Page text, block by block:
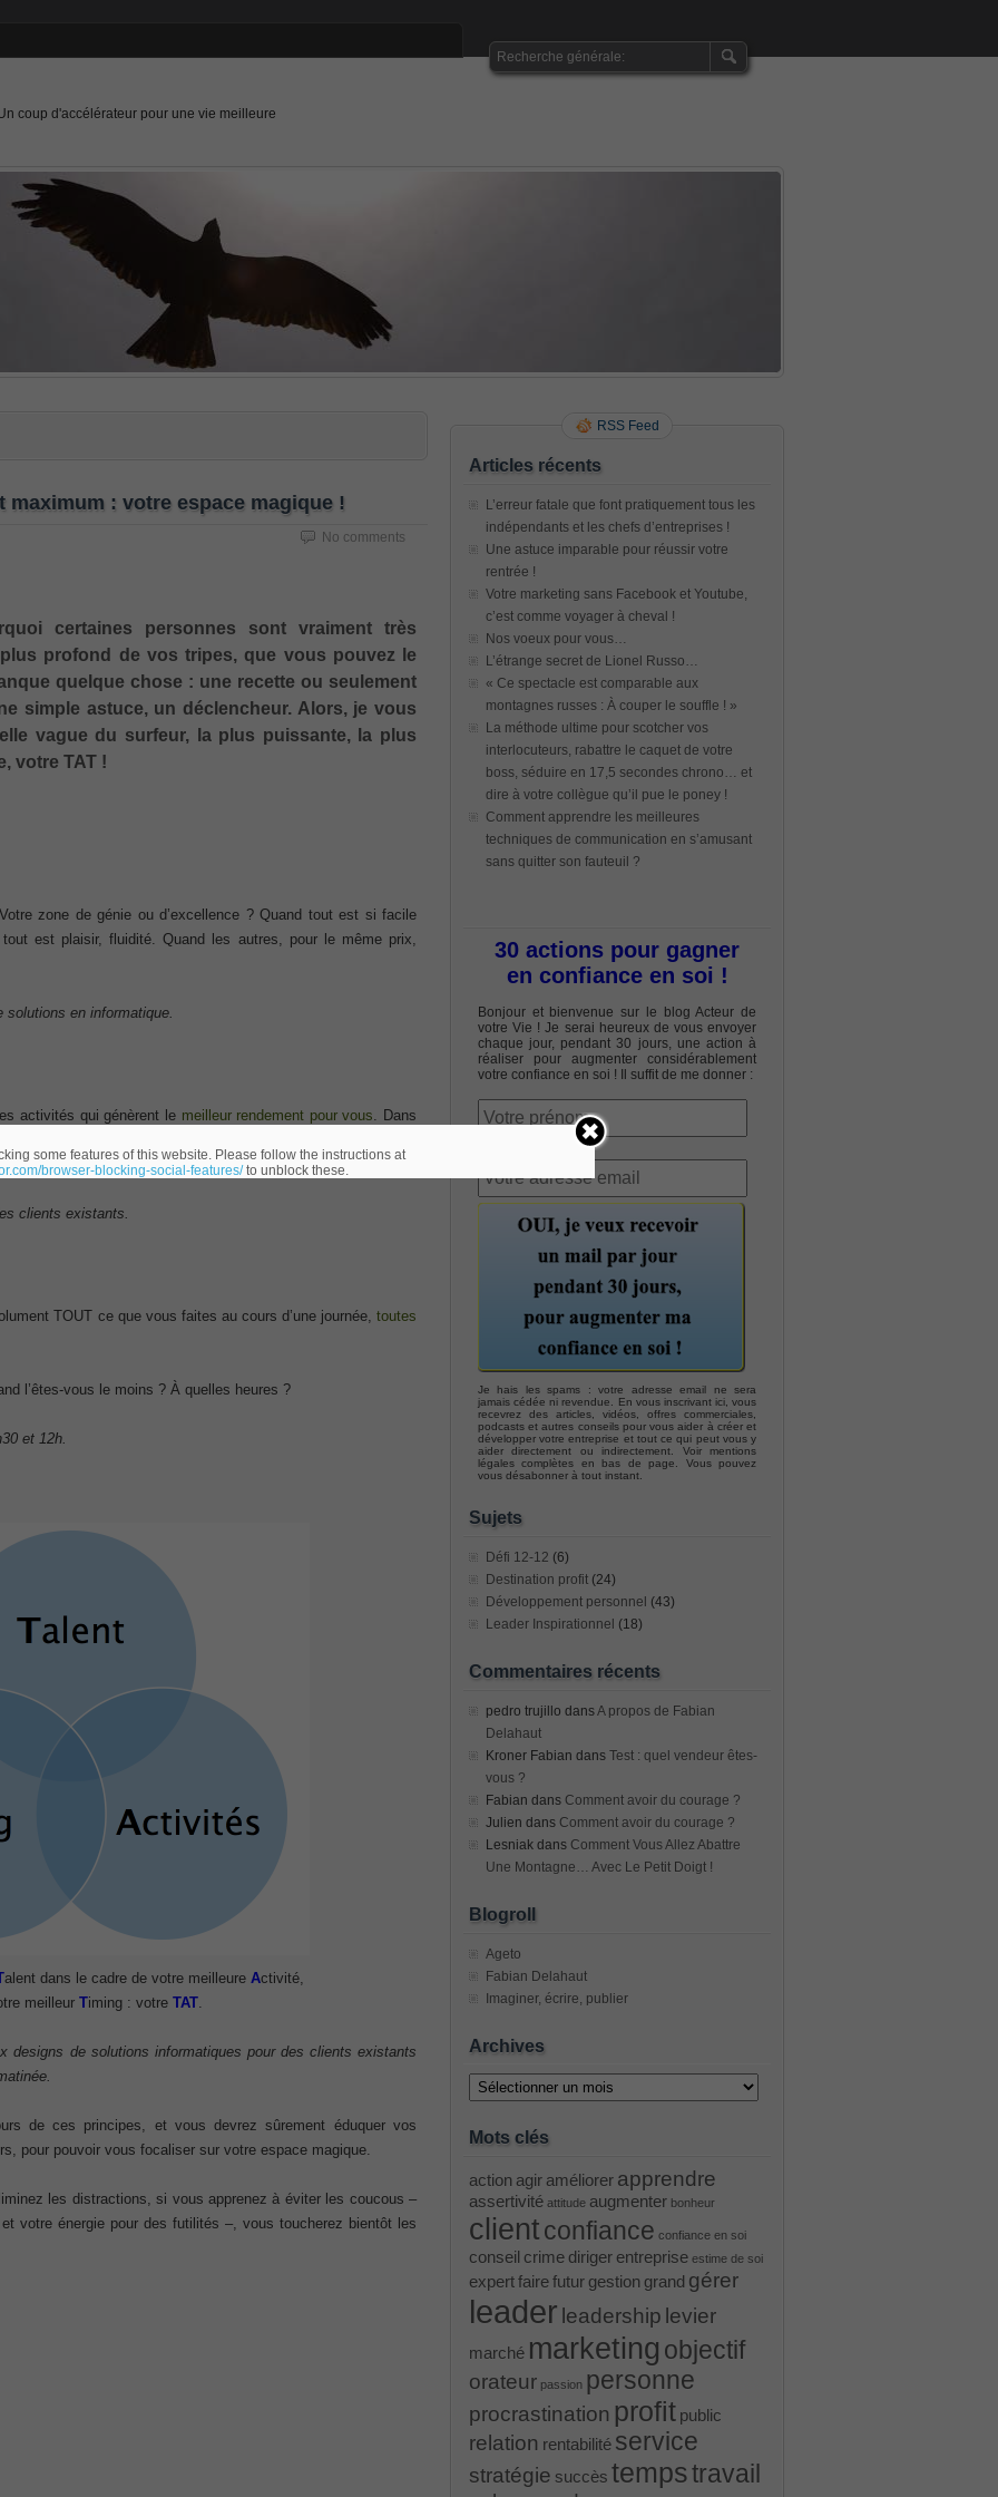
CCNA (v3.0) Dump
Solutions, Cisco 200-310 PDF
(ROUTE v2.0) Exam
Implementing Cisco IP Telephony & Video, Part 2(CIPTV2)
Selling Business Outcomes Questions
(CICD) Practice
Cisco Network Security Dump
PMI PMP Answer
Exam, Architecting Microsoft Azure Solutions Exam
Dumps
and Requirements Questions
VMware Certified Professional 6 ¨C Data Center Virtualization
Edge Network Security Solutions, Cisco 300-206 Dump
& Video, Part 1(CIPTV1) Answer
Cisco Threat Control Solutions PDF
Cisco IP Switched Networks (SWITCH v2.0)Questions
365 Identities and Requirements, Microsoft 070-346
coup d'accélérateur pour une vie meilleure
: votre espace magique !
No comments
certaines personnes sont vraiment très
profond de vos tripes, que vous pouvez le
quelque chose : une recette ou seulement
simple astuce, un déclencheur. Alors, je vous
vague du surfeur, la plus puissante, la plus
votre TAT !
zone de génie ou d’excellence ? Quand tout est si facile
est plaisir, fluidité. Quand les autres, pour le même prix,
en informatique.
activités qui génèrent le meilleur rendement pour vous. Dans
le
clients existants.
TOUT ce que vous faites au cours d’une journée, toutes
l’êtes-vous le moins ? À quelles heures ?
et 12h.
alent dans le cadre de votre meilleure Activité,
meilleur Timing : votre TAT.
designs de solutions informatiques pour des clients existants
de ces principes, et vous devrez sûrement éduquer vos
pour pouvoir vous focaliser sur votre espace magique.
les distractions, si vous apprenez à éviter les coucous –
votre énergie pour des futilités –, vous toucherez bientôt les
RSS Feed
Articles récents
L’erreur fatale que font pratiquement tous les
indépendants et les chefs d’entreprises !
Une astuce imparable pour réussir votre
rentrée !
Votre marketing sans Facebook et Youtube,
c’est comme voyager à cheval !
Nos voeux pour vous…
L’étrange secret de Lionel Russo…
« Ce spectacle est comparable aux
montagnes russes : À couper le souffle ! »
La méthode ultime pour scotcher vos
interlocuteurs, rabattre le caquet de votre
boss, séduire en 17,5 secondes chrono… et
dire à votre collègue qu’il pue le poney !
Comment apprendre les meilleures
techniques de communication en s’amusant
sans quitter son fauteuil ?
30 actions pour gagner
en confiance en soi !
Bonjour et bienvenue sur le blog Acteur de
votre Vie ! Je serai heureux de vous envoyer
chaque jour, pendant 30 jours, une action à
réaliser pour augmenter considérablement
votre confiance en soi ! Il suffit de me donner :
Je hais les spams : votre adresse email ne sera
jamais cédée ni revendue. En vous inscrivant ici, vous
recevrez des articles, vidéos, offres commerciales,
podcasts et autres conseils pour vous aider à créer et
développer votre entreprise et tout ce qui peut vous y
aider directement ou indirectement. Voir mentions
légales complètes en bas de page. Vous pouvez
vous désabonner à tout instant.
Sujets
Défi 12-12 (6)
Destination profit (24)
Développement personnel (43)
Leader Inspirationnel (18)
Commentaires récents
pedro trujillo dansA propos de Fabian
Delahaut
Kroner Fabian dans Test : quel vendeur êtes-
vous ?
Fabian dans Comment avoir du courage ?
Julien dans Comment avoir du courage ?
Lesniak dans Comment Vous Allez Abattre
Une Montagne… Avec Le Petit Doigt !
Blogroll
Ageto
Fabian Delahaut
Imaginer, écrire, publier
Archives
Archives
Mots clés
action agir améliorer apprendre
assertivité attitude augmenter bonheur
client confiance confiance en soi
conseil crime diriger entreprise estime de soi
expertfairefutur gestion grand gérer
leader leadership levier
marché marketing objectif
orateur passion personne
procrastination profit public
relation rentabilité service
stratégie succès tempstravail
some features of this website. Please follow the instructions at
browser-blocking-social-features/to unblock these.